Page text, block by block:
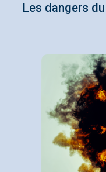
Les dangers